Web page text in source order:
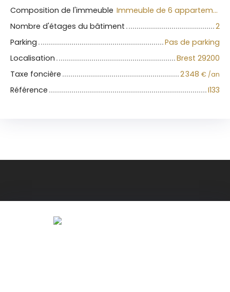
Composition de l'immeuble
Immeuble de 6 appartements
Nombre d'étages du bâtiment
2
Parking
Pas de parking
Localisation
Brest 29200
Taxe foncière
2 348 € /an
Référence I133